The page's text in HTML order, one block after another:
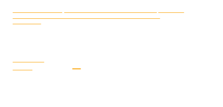
VIVERONE!